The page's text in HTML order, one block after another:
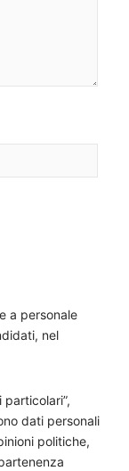
a personale
nel
dati personali
politiche,